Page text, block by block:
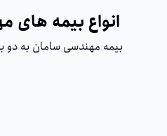
انواع بیمه
بیمه مهندسی سامان به